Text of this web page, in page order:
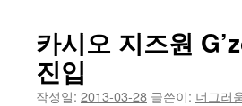
카시오 지즈원
진입
작성일: 2013-03-28 글쓴이: 너그러